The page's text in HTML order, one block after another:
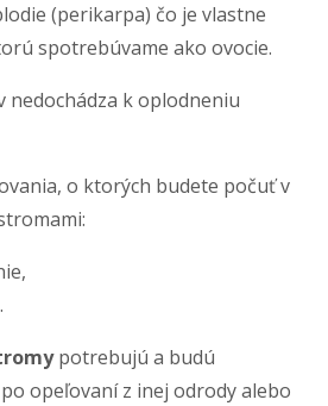
(perikarpa) čo je vlastne
spotrebúvame ako ovocie.
nedochádza k oplodneniu
o ktorých budete počuť v
potrebujú a budú
opeľovaní z inej odrody alebo